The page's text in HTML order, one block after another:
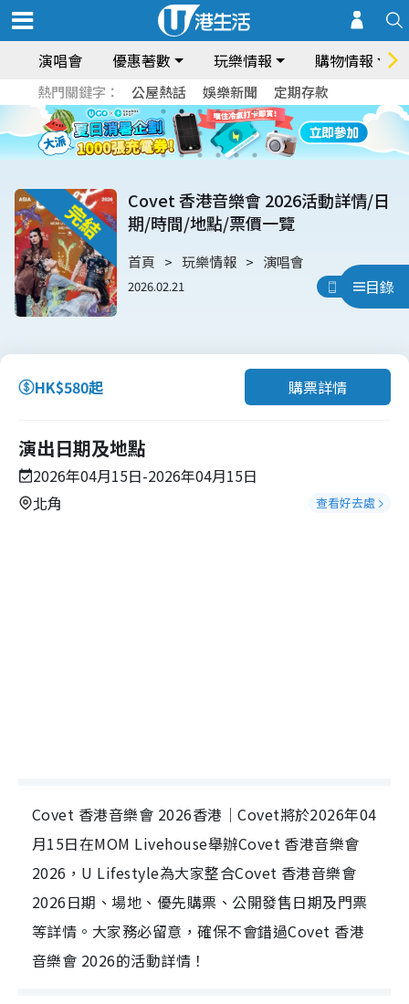
演唱會 優惠著數 玩樂情報 購物情報
熱門關鍵字： 公屋熱話 娛樂新聞 定期存款
目錄
Covet 香港音樂會 2026活動詳情/日
期/時間/地點/票價一覽
首頁 玩樂情報 演唱會
2026.02.21 用App睇
HK$580起 購票詳情
演出日期及地點
2026年04月15日-2026年04月15日
北角
查看好去處
Covet 香港音樂會 2026香港｜Covet將於2026年04
月15日在MOM Livehouse舉辦Covet 香港音樂會
2026，U Lifestyle為大家整合Covet 香港音樂會
2026日期、場地、優先購票、公開發售日期及門票
等詳情。大家務必留意，確保不會錯過Covet 香港
音樂會 2026的活動詳情！